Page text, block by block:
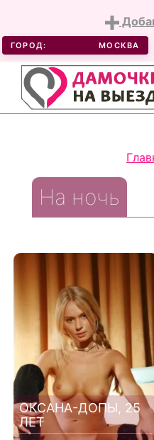
ГОРОД: МОСКВА
На ночь
ОКСАНА-ДОПЫ, 25
ЛЕТ